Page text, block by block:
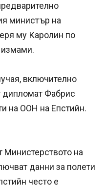
министър на
му Каролин по
включително
дипломат Фабрис
на ООН на Епстийн.
Министерството на
данни за полети
често е